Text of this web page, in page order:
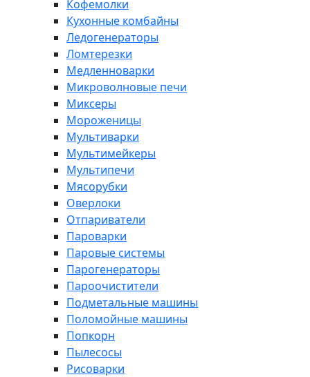
Кофемолки
Кухонные комбайны
Ледогенераторы
Ломтерезки
Медленноварки
Микроволновые печи
Миксеры
Мороженицы
Мультиварки
Мультимейкеры
Мультипечи
Мясорубки
Оверлоки
Отпариватели
Пароварки
Паровые системы
Парогенераторы
Пароочистители
Подметальные машины
Поломойные машины
Попкорн
Пылесосы
Рисоварки